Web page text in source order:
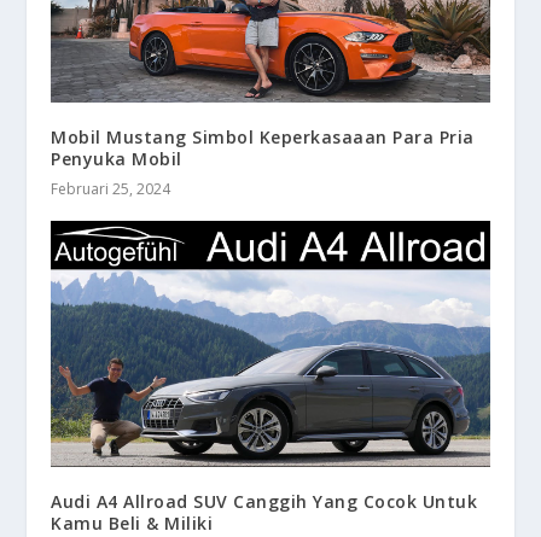
Mobil Mustang Simbol Keperkasaaan Para Pria
Penyuka Mobil
Februari 25, 2024
Audi A4 Allroad SUV Canggih Yang Cocok Untuk
Kamu Beli & Miliki